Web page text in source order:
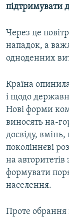
підтримувати
Через це
нападок, а
одноденних
Країна
і щодо
Нові форми
виносять на-
досвіду, вмінь,
поколіннєві
на
формувати
населення.
Проте